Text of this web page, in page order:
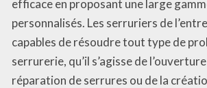
efficace en proposant une large
personnalisés. Les serruriers de
capables de résoudre tout type de
serrurerie, qu’il s’agisse de
réparation de serrures ou de la